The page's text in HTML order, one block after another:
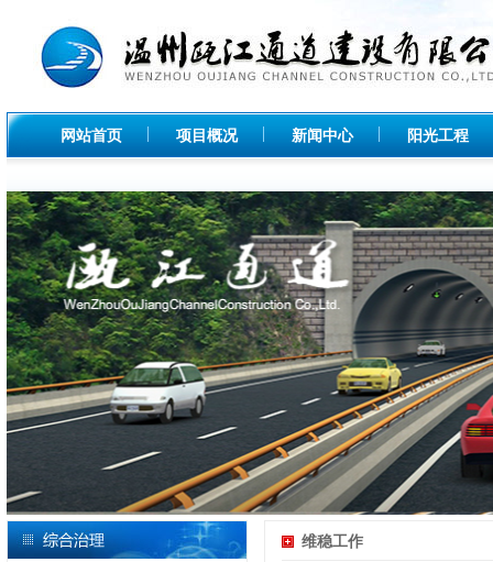
网站首页 项目概况 新闻中心 阳光工程
维稳工作